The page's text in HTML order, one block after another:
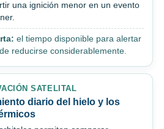
una ignición menor en un evento
el tiempo disponible para alertar
reducirse considerablemente.
SATELITAL
diario del hielo y los